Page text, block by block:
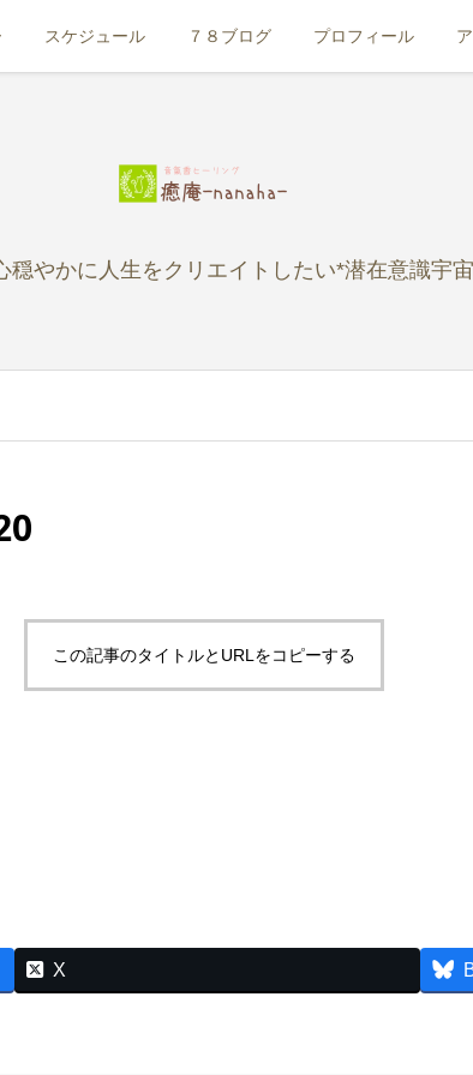
スケジュール ７８ブログ プロフィール
やかに人生をクリエイトしたい*潜在意識宇
この記事のタイトルとURLをコピーする
X